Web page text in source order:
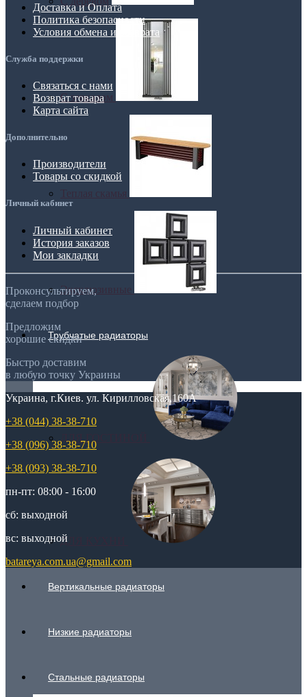
С зеркалом
Эксклюзивные
Трубчатые радиаторы
ДЛЯ КУХНИ
Вертикальные радиаторы
Низкие радиаторы
Стальные радиаторы
Доставка и Оплата
Политика безопасности
Условия обмена и возврата
Служба поддержки
Связаться с нами
Возврат товара
Карта сайта
Дополнительно
Производители
Товары со скидкой
Личный кабинет
Личный кабинет
История заказов
Мои закладки
Проконсультируем,
сделаем подбор
Предложим
хорошие скидки
Быстро доставим
в любую точку Украины
Украина, г.Киев. ул. Кирилловская,160А
+38 (044) 38-38-710
+38 (096) 38-38-710
+38 (093) 38-38-710
пн-пт: 08:00 - 16:00
сб: выходной
вс: выходной
batareya.com.ua@gmail.com